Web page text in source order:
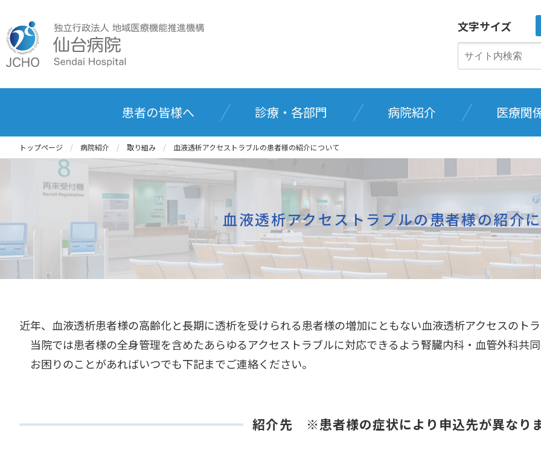
文字サイズ
患者の皆様へ 診療・各部門 病院紹介 医療関
トップページ 病院紹介 取り組み 血液透析アクセストラブルの患者様の紹介について
血液透析アクセストラブルの患者様の紹介
近年、血液透析患者様の高齢化と長期に透析を受けられる患者様の増加にともない血液透析アクセスのト
当院では患者様の全身管理を含めたあらゆるアクセストラブルに対応できるよう腎臓内科・血管外科共
お困りのことがあればいつでも下記までご連絡ください。
紹介先 ※患者様の症状により申込先が異なり